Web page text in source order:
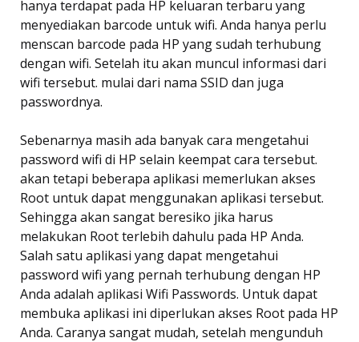
hanya terdapat pada HP keluaran terbaru yang
menyediakan barcode untuk wifi. Anda hanya perlu
menscan barcode pada HP yang sudah terhubung
dengan wifi. Setelah itu akan muncul informasi dari
wifi tersebut. mulai dari nama SSID dan juga
passwordnya.
Sebenarnya masih ada banyak cara mengetahui
password wifi di HP selain keempat cara tersebut.
akan tetapi beberapa aplikasi memerlukan akses
Root untuk dapat menggunakan aplikasi tersebut.
Sehingga akan sangat beresiko jika harus
melakukan Root terlebih dahulu pada HP Anda.
Salah satu aplikasi yang dapat mengetahui
password wifi yang pernah terhubung dengan HP
Anda adalah aplikasi Wifi Passwords. Untuk dapat
membuka aplikasi ini diperlukan akses Root pada HP
Anda. Caranya sangat mudah, setelah mengunduh